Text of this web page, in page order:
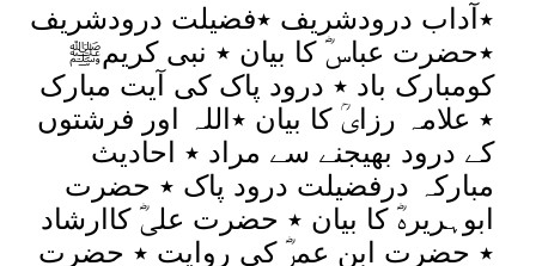
حل)
quantity
٭آداب درودشریف ٭فضیلت درودشریف
٭حضرت عباسؓ کا بیان ٭ نبی کریمﷺ
کومبارک باد ٭ درود پاک کی آیت مبارک
٭ علامہ رزایؒ کا بیان ٭اللہ اور فرشتوں
کے درود بھیجنے سے مراد ٭ احادیث
مبارکہ درفضیلت درود پاک ٭ حضرت
ابوہریرہؓ کا بیان ٭ حضرت علیؓ کاارشاد
٭ حضرت ابن عمرؓ کی روایت ٭ حضرت